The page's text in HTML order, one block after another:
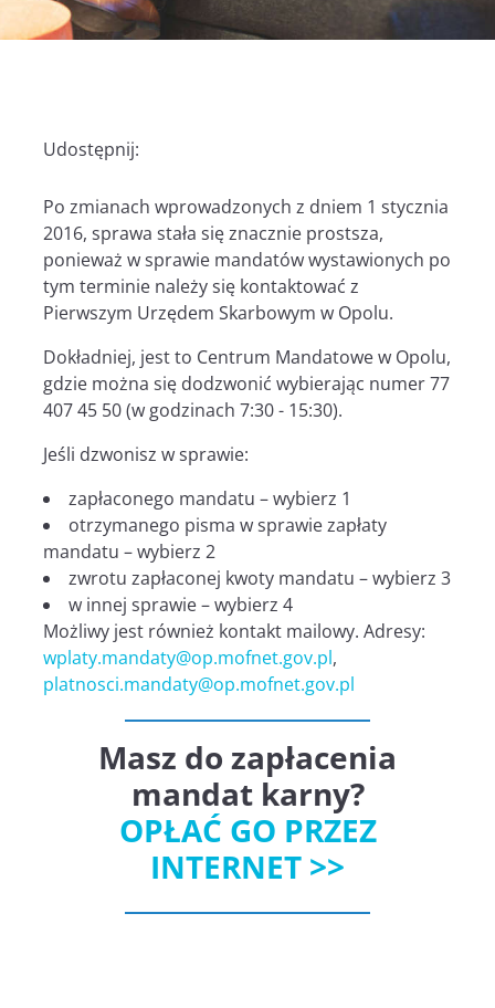
Udostępnij:
Po zmianach wprowadzonych z dniem 1 stycznia
2016, sprawa stała się znacznie prostsza,
ponieważ w sprawie mandatów wystawionych po
tym terminie należy się kontaktować z
Pierwszym Urzędem Skarbowym w Opolu.
Dokładniej, jest to Centrum Mandatowe w Opolu,
gdzie można się dodzwonić wybierając numer 77
407 45 50 (w godzinach 7:30 - 15:30).
Jeśli dzwonisz w sprawie:
zapłaconego mandatu – wybierz 1
otrzymanego pisma w sprawie zapłaty
mandatu – wybierz 2
zwrotu zapłaconej kwoty mandatu – wybierz 3
w innej sprawie – wybierz 4
Możliwy jest również kontakt mailowy. Adresy:
wplaty.mandaty@op.mofnet.gov.pl,
platnosci.mandaty@op.mofnet.gov.pl
Masz do zapłacenia
mandat karny?
OPŁAĆ GO PRZEZ
INTERNET >>